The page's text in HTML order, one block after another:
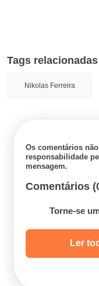
Tags relacionadas
Nikolas Ferreira
Os comentários
responsabilidade
mensagem.
Comentários
Torne-se
Ler